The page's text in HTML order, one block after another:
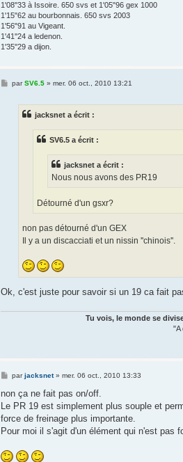
1'08''33 à Issoire. 650 svs et 1'05"96 gex 1000
1'15"62 au bourbonnais. 650 svs 2003
1'56"91 au Vigeant.
1'41''24 a ledenon.
1'35''29 a dijon.
MparSV6.5» mer. 06 oct., 2010 13:21
jacksnet a écrit :
SV6.5 a écrit :
jacksnet a écrit :
Nous nous avons des PR19
Détourné d'un gsxr?
non pas détourné d'un GEX
Il y a un discacciati et un nissin ''chinois''.
Ok, c'est juste pour savoir si un 19 ca fait
Tu vois, le monde se
"A
M
s
a
g
parjacksnet» mer. 06 oct., 2010 13:33
non ça ne fait pas on/off.
Le PR 19 est simplement plus souple et
force de freinage plus importante.
Pour moi il s'agit d'un élément qui n'est pas